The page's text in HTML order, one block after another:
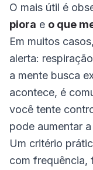
O mais útil é
piora e o que
Em muitos
alerta:
a mente busca
acontece, é
você tente
pode aumentar
Um critério
com frequência,